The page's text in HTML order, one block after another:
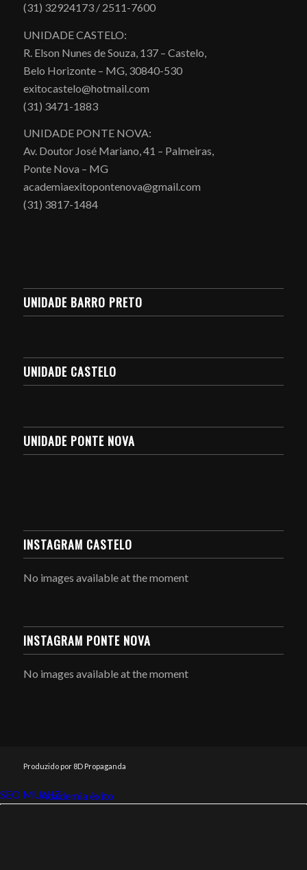
(31) 32924173 / 2511-7600
UNIDADE CASTELO:
R. Elson Nunes de Souza, 137 – Castelo,
Belo Horizonte – MG, 30840-530
exitocastelo@hotmail.com
(31) 3471-1883
UNIDADE PONTE NOVA:
Av. Doutor José Mariano, 41 – Palmeiras,
Ponte Nova – MG
academiaexitopontenova@gmail.com
(31) 3817-1484
UNIDADE BARRO PRETO
UNIDADE CASTELO
UNIDADE PONTE NOVA
INSTAGRAM CASTELO
No images available at the moment
INSTAGRAM PONTE NOVA
No images available at the moment
Produzido por 8D Propaganda
SEO MUNIZ
Link112Academia êxito